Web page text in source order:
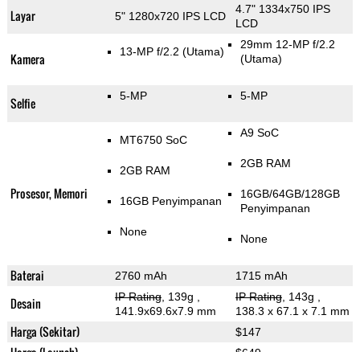
Layar 5" 1280x720 IPS LCD
4.7" 1334x750 IPS
LCD
Kamera 13-MP f/2.2 (Utama)
29mm 12-MP f/2.2
(Utama)
Selfie 5-MP 5-MP
Prosesor, Memori
MT6750 SoC
2GB RAM
16GB Penyimpanan
None
A9 SoC
2GB RAM
16GB/64GB/128GB
Penyimpanan
None
Baterai 2760 mAh 1715 mAh
Desain IP Rating, 139g
141.9x69.6x7.9 mm
IP Rating, 143g
138.3 x 67.1 x 7.1 mm
Harga (Sekitar) $147